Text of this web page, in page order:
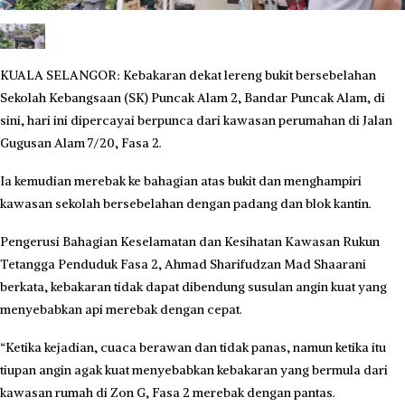
KUALA SELANGOR: Kebakaran dekat lereng bukit bersebelahan
Sekolah Kebangsaan (SK) Puncak Alam 2, Bandar Puncak Alam, di
sini, hari ini dipercayai berpunca dari kawasan perumahan di Jalan
Gugusan Alam 7/20, Fasa 2.
Ia kemudian merebak ke bahagian atas bukit dan menghampiri
kawasan sekolah bersebelahan dengan padang dan blok kantin.
Pengerusi Bahagian Keselamatan dan Kesihatan Kawasan Rukun
Tetangga Penduduk Fasa 2, Ahmad Sharifudzan Mad Shaarani
berkata, kebakaran tidak dapat dibendung susulan angin kuat yang
menyebabkan api merebak dengan cepat.
“Ketika kejadian, cuaca berawan dan tidak panas, namun ketika itu
tiupan angin agak kuat menyebabkan kebakaran yang bermula dari
kawasan rumah di Zon G, Fasa 2 merebak dengan pantas.